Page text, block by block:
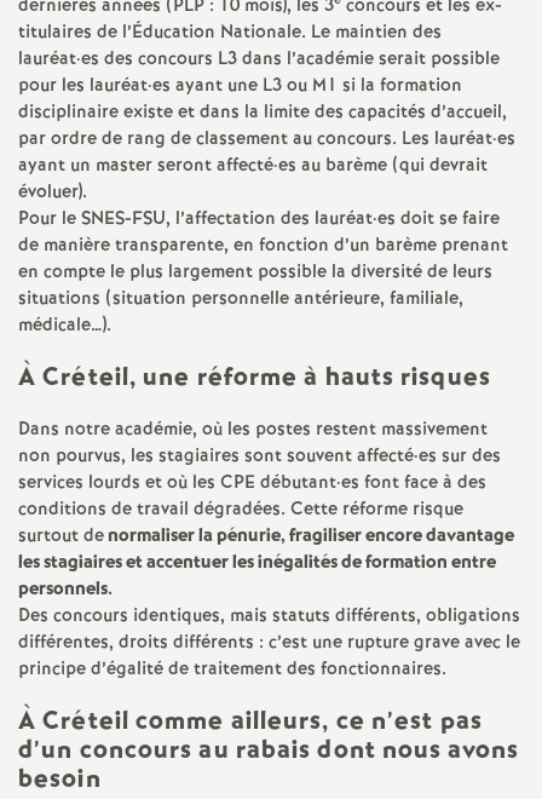
dernières années (PLP : 10 mois), les 3 concours et les ex-
titulaires de l’Éducation Nationale. Le maintien des
lauréat·es des concours L3 dans l’académie serait possible
pour les lauréat·es ayant une L3 ou M1 si la formation
disciplinaire existe et dans la limite des capacités d’accueil,
par ordre de rang de classement au concours. Les lauréat·es
ayant un master seront affecté·es au barème (qui devrait
évoluer).
Pour leSNES-FSU, l’affectation des lauréat·es doit se faire
de manière transparente, en fonction d’un barème prenant
en compte le plus largement possible la diversité de leurs
situations (situation personnelle antérieure, familiale,
médicale…).
À Créteil, une réforme à hauts risques
Dans notre académie, où les postes restent massivement
non pourvus, les stagiaires sont souvent affecté·es sur des
services lourds et où les CPE débutant·es font face à des
conditions de travail dégradées. Cette réforme risque
surtout denormaliser la pénurie, fragiliser encore davantage
les stagiaires et accentuer les inégalités de formation entre
personnels.
Des concours identiques, mais statuts différents, obligations
différentes, droits différents : c’est une rupture grave avec le
principe d’égalité de traitement des fonctionnaires.
À Créteil comme ailleurs, ce n’est pas
d’un concours au rabais dont nous avons
besoin